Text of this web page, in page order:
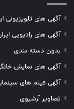
آگهی های تلویزیونی
آگهی های رادیویی
بدون دسته بندی
آگهی های نمایش
آگهی فیلم های
تصاویر آرشیوی